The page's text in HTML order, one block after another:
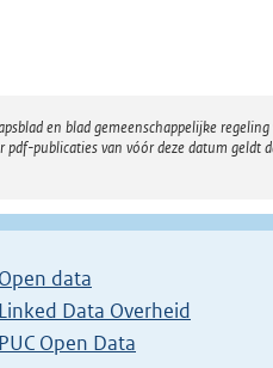
en blad gemeenschappelijke
publicaties van vóór deze datum
Open data
Linked Data Overheid
PUC Open Data